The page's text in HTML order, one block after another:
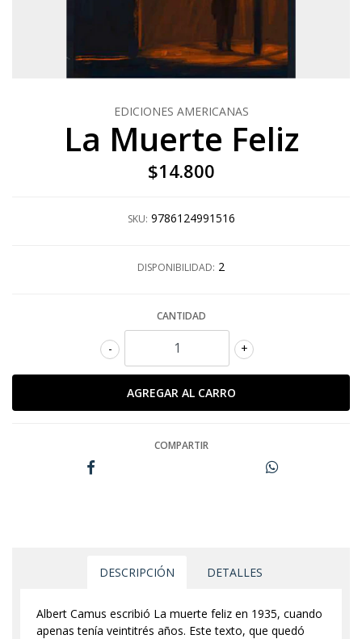
EDICIONES AMERICANAS
La Muerte Feliz
$14.800
SKU: 9786124991516
DISPONIBILIDAD: 2
CANTIDAD
+
-
COMPARTIR
DESCRIPCIÓN DETALLES
Albert Camus escribió La muerte feliz en 1935, cuando
apenas tenía veintitrés años. Este texto, que quedó